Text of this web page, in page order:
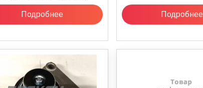
Подробнее Подробнее